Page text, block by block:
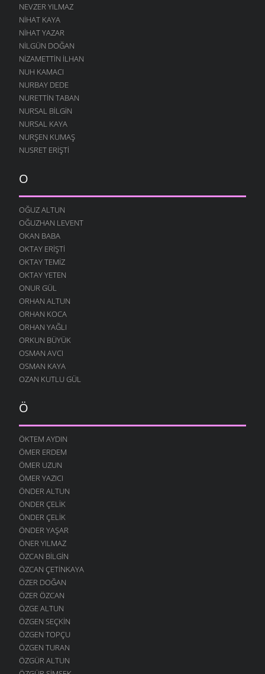
NEVZER YILMAZ
NIHAT KAYA
NIHAT YAZAR
NILGÜN DOĞAN
NIZAMETTIN İLHAN
NUH KAMACI
NURBAY DEDE
NURETTIN TABAN
NURSAL BILGIN
NURSAL KAYA
NURŞEN KUMAŞ
NUSRET ERIŞTI
O
OĞUZ ALTUN
OĞUZHAN LEVENT
OKAN BABA
OKTAY ERIŞTI
OKTAY TEMIZ
OKTAY YETEN
ONUR GÜL
ORHAN ALTUN
ORHAN KOCA
ORHAN YAĞLI
ORKUN BÜYÜK
OSMAN AVCI
OSMAN KAYA
OZAN KUTLU GÜL
Ö
ÖKTEM AYDIN
ÖMER ERDEM
ÖMER UZUN
ÖMER YAZICI
ÖNDER ALTUN
ÖNDER ÇELIK
ÖNDER ÇELIK
ÖNDER YAŞAR
ÖNER YILMAZ
ÖZCAN BILGIN
ÖZCAN ÇETINKAYA
ÖZER DOĞAN
ÖZER ÖZCAN
ÖZGE ALTUN
ÖZGEN SEÇKIN
ÖZGEN TOPÇU
ÖZGEN TURAN
ÖZGÜR ALTUN